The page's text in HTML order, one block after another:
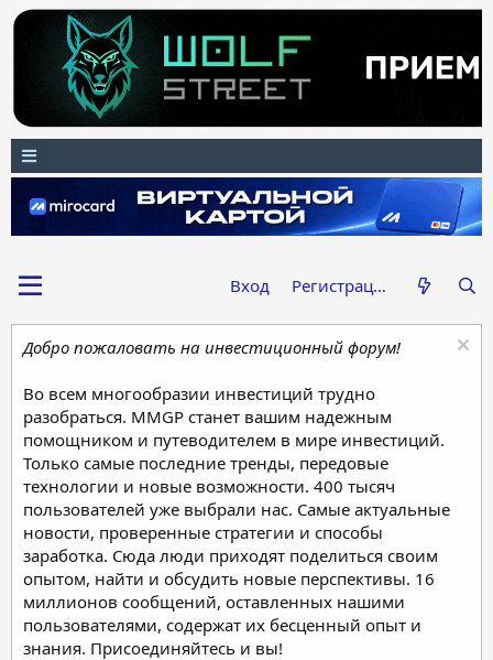
Вход Регистрация
Добро пожаловать на инвестиционный форум!
Во всем многообразии инвестиций трудно
разобраться. MMGP станет вашим надежным
помощником и путеводителем в мире инвестиций.
Только самые последние тренды, передовые
технологии и новые возможности. 400 тысяч
пользователей уже выбрали нас. Самые актуальные
новости, проверенные стратегии и способы
заработка. Сюда люди приходят поделиться своим
опытом, найти и обсудить новые перспективы. 16
миллионов сообщений, оставленных нашими
пользователями, содержат их бесценный опыт и
знания. Присоединяйтесь и вы!